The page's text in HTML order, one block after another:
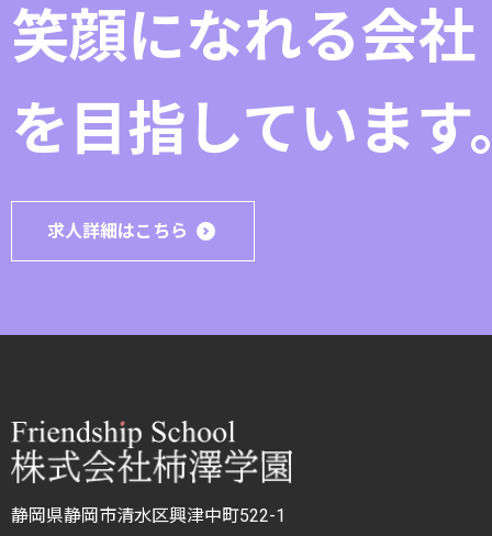
笑顔になれる会社
を目指しています
求人詳細はこちら
静岡県静岡市清水区興津中町522-1